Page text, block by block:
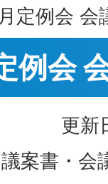
定例会 会
例会
更新
案書・会